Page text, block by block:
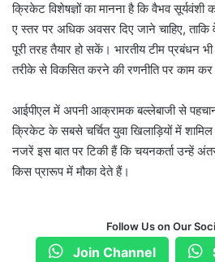
क्रिकेट विशेषज्ञों का मानना है कि वैभव
ए स्तर पर अधिक अवसर दिए जाने चाहिए, ताकि
पूरी तरह तैयार हो सकें। भारतीय टीम प्रबंधन
तरीके से विकसित करने की रणनीति पर काम कर
आईपीएल में अपनी आक्रामक बल्लेबाजी से
क्रिकेट के सबसे चर्चित युवा खिलाड़ियों में
नजरें इस बात पर टिकी हैं कि चयनकर्ता उन्हें
किस प्रारूप में मौका देते हैं।
Follow Us on Our
Join Channel